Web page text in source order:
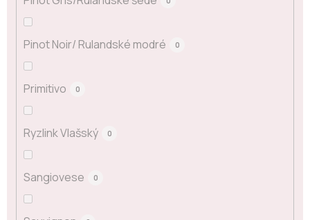
Pinot Noir/ Rulandské modré 0
Primitivo 0
Ryzlink Vlašský 0
Sangiovese 0